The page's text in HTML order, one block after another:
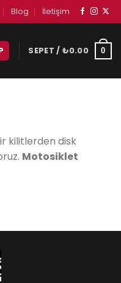
Blog İletişim
SEPET / ₺0.00 0
kilitlerden disk
Motosiklet